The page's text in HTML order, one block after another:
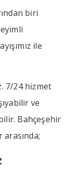
biri
ile
7/24 hizmet
ve
Bahçeşehir